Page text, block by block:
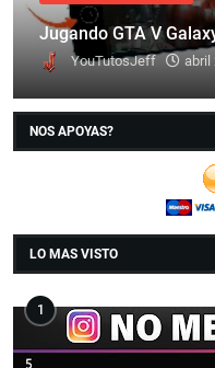
Jugando GTA V
YouTutosJeff abril
NOS APOYAS?
LO MAS VISTO